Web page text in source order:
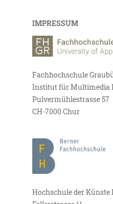
IMPRESSUM
Fachhochschule
Institut für Multimedia
Pulvermühlestrasse 57
CH-7000 Chur
Hochschule der Künste